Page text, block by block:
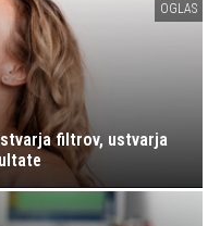
OGLAS
filtrov, ustvarja